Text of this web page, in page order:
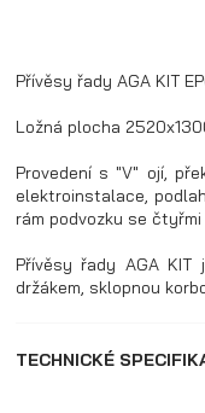
Přívěsy řady AGA KIT
Ložná plocha
Provedení s "V" ojí,
elektroinstalace,
rám podvozku se
Přívěsy řady AGA
držákem, sklopnou
TECHNICKÉ